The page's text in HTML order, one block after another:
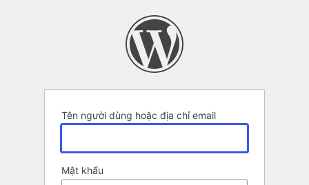
Tên người dùng hoặc địa chỉ email
Mật khẩu